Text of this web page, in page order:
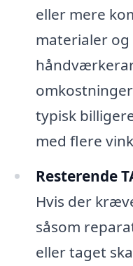
eller mere
materialer og
typisk
med flere
Resterende
Hvis der
såsom
eller taget